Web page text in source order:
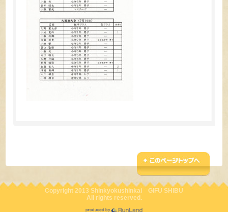
Copyright 2013 Shinkyokushinkai GIFU SHIBU
All rights reserved.